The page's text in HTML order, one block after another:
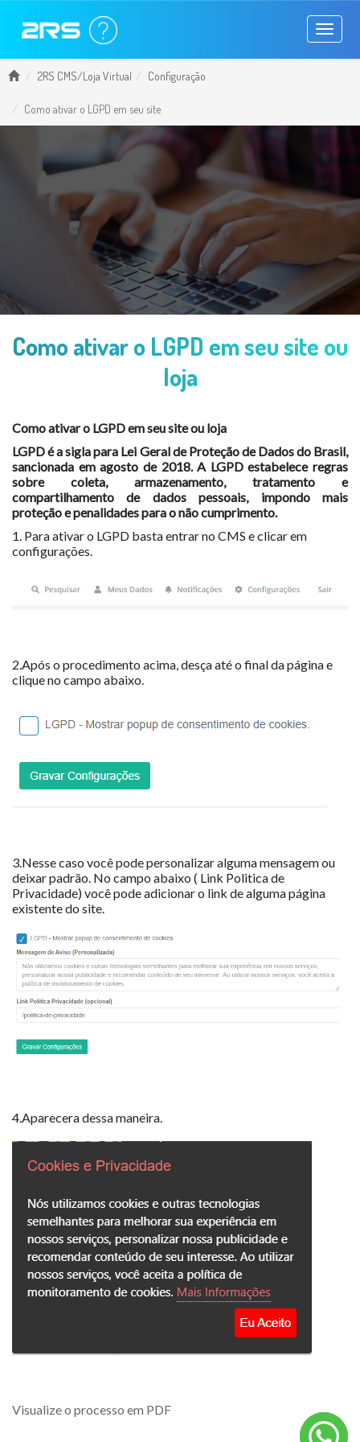
Toggle
2RS CMS/Loja Virtual Configuração
Como ativar o LGPD em seu site
Como ativar o LGPD em seu site ou
loja
Como ativar o LGPD em seu site ou loja
LGPD é a sigla para Lei Geral de Proteção de Dados do Brasil,
sancionada em agosto de 2018. A LGPD estabelece regras
sobre coleta, armazenamento, tratamento e
compartilhamento de dados pessoais, impondo mais
proteção e penalidades para o não cumprimento.
1. Para ativar o LGPD basta entrar no CMS e clicar em
configurações.
2.Após o procedimento acima, desça até o final da página e
clique no campo abaixo.
3.Nesse caso você pode personalizar alguma mensagem ou
deixar padrão. No campo abaixo ( Link Politica de
Privacidade) você pode adicionar o link de alguma página
existente do site.
4.Aparecera dessa maneira.
Visualize o processo em PDF